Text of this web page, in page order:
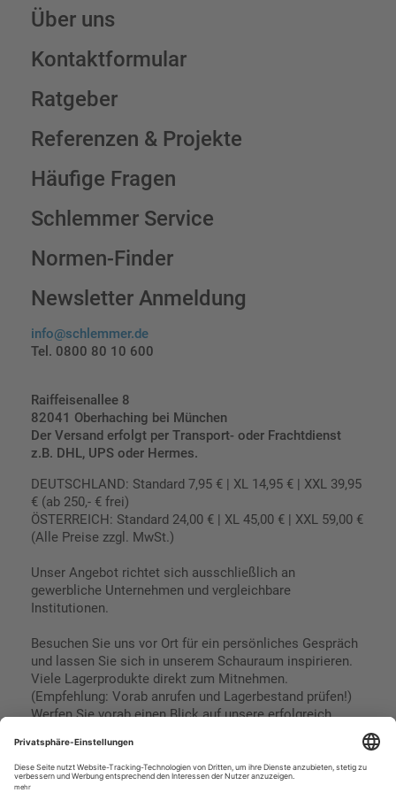
Über uns
Kontaktformular
Ratgeber
Referenzen & Projekte
Häufige Fragen
Schlemmer Service
Normen-Finder
Newsletter Anmeldung
info@schlemmer.de
Tel. 0800 80 10 600
Raiffeisenallee 8
82041 Oberhaching bei München
Der Versand erfolgt per Transport- oder Frachtdienst
z.B. DHL, UPS oder Hermes.
DEUTSCHLAND: Standard 7,95 € | XL 14,95 € | XXL 39,95
€ (ab 250,- € frei)
ÖSTERREICH: Standard 24,00 € | XL 45,00 € | XXL 59,00 €
(Alle Preise zzgl. MwSt.)
Unser Angebot richtet sich ausschließlich an
gewerbliche Unternehmen und vergleichbare
Institutionen.
Besuchen Sie uns vor Ort für ein persönliches Gespräch
und lassen Sie sich in unserem Schauraum inspirieren.
Viele Lagerprodukte direkt zum Mitnehmen.
(Empfehlung: Vorab anrufen und Lagerbestand prüfen!)
Werfen Sie vorab einen Blick auf unsere erfolgreich